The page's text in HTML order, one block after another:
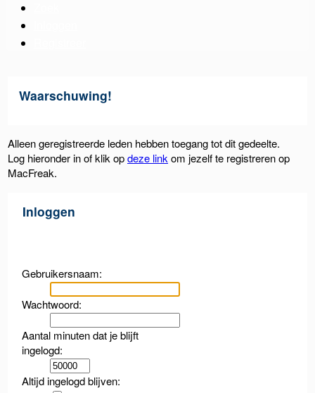
Waarschuwing!
Alleen geregistreerde leden hebben toegang tot dit gedeelte.
Log hieronder in of klik opdeze link om jezelf te registreren op
MacFreak.
Inloggen
Gebruikersnaam:
Wachtwoord:
Aantal minuten dat je blijft
ingelogd:
Altijd ingelogd blijven: